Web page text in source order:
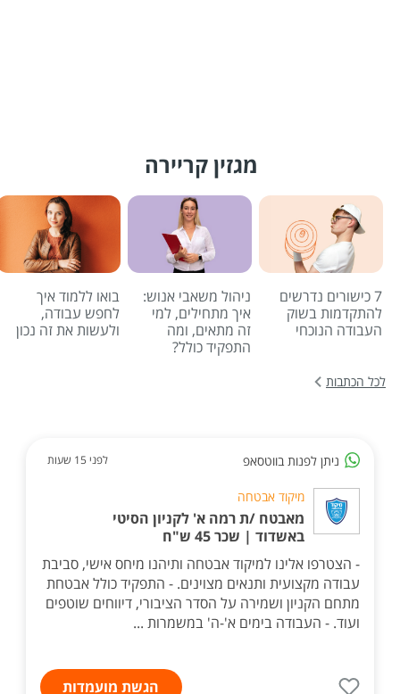
מגזין קריירה
7 כישורים נדרשים
להתקדמות בשוק
העבודה הנוכחי
ניהול משאבי אנוש:
איך מתחילים, למי
זה מתאים, ומה
התפקיד כולל?
בואו ללמוד איך
לחפש עבודה,
ולעשות את זה נכון
לכל הכתבות
ניתן לפנות בווטסאפ לפני 15 שעות
מיקוד אבטחה
מאבטח /ת רמה א' לקניון הסיטי
באשדוד | שכר 45 ש"ח
- הצטרפו אלינו למיקוד אבטחה ותיהנו מיחס אישי, סביבת
עבודה מקצועית ותנאים מצוינים. - התפקיד כולל אבטחת
מתחם הקניון ושמירה על הסדר הציבורי, דיווחים שוטפים
ועוד. - העבודה בימים א'-ה' במשמרות ...
הגשת מועמדות